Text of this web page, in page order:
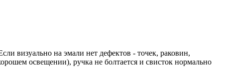
визуально на эмали нет дефектов - точек, раковин,
освещении), ручка не болтается и свисток нормально